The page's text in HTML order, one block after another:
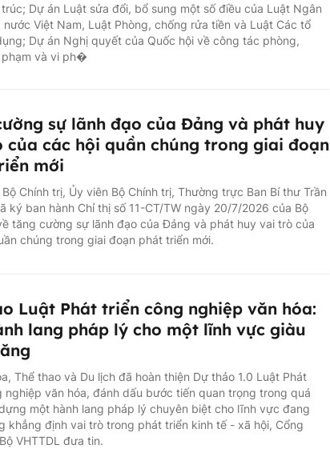
trúc; Dự án Luật sửa đổi, bổ sung một số điều của Luật Ngân
nước Việt Nam, Luật Phòng, chống rửa tiền và Luật Các tổ
Dự án Nghị quyết của Quốc hội về công tác phòng,
và vi ph�
sự lãnh đạo của Đảng và phát huy
của các hội quần chúng trong giai đoạn
mới
Chính trị, Ủy viên Bộ Chính trị, Thường trực Ban Bí thư Trần
ký ban hành Chỉ thị số 11-CT/TW ngày 20/7/2026 của Bộ
tăng cường sự lãnh đạo của Đảng và phát huy vai trò của
chúng trong giai đoạn phát triển mới.
Luật Phát triển công nghiệp văn hóa:
lang pháp lý cho một lĩnh vực giàu
Thể thao và Du lịch đã hoàn thiện Dự thảo 1.0 Luật Phát
nghiệp văn hóa, đánh dấu bước tiến quan trọng trong quá
một hành lang pháp lý chuyên biệt cho lĩnh vực đang
khẳng định vai trò trong phát triển kinh tế - xã hội, Cổng
VHTTDL đưa tin.